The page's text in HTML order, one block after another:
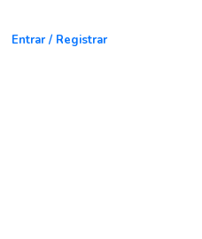
Entrar / Registrar